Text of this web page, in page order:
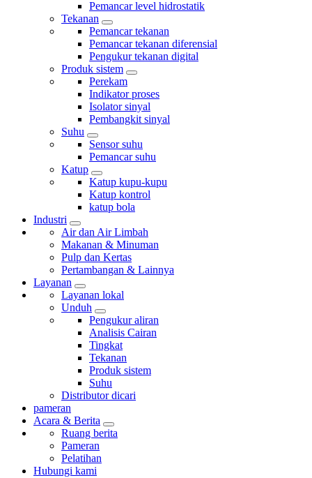
Pemancar level hidrostatik
Tekanan
Pemancar tekanan
Pemancar tekanan diferensial
Pengukur tekanan digital
Produk sistem
Perekam
Indikator proses
Isolator sinyal
Pembangkit sinyal
Suhu
Sensor suhu
Pemancar suhu
Katup
Katup kupu-kupu
Katup kontrol
katup bola
Industri
Air dan Air Limbah
Makanan & Minuman
Pulp dan Kertas
Pertambangan & Lainnya
Layanan
Layanan lokal
Unduh
Pengukur aliran
Analisis Cairan
Tingkat
Tekanan
Produk sistem
Suhu
Distributor dicari
pameran
Acara & Berita
Ruang berita
Pameran
Pelatihan
Hubungi kami